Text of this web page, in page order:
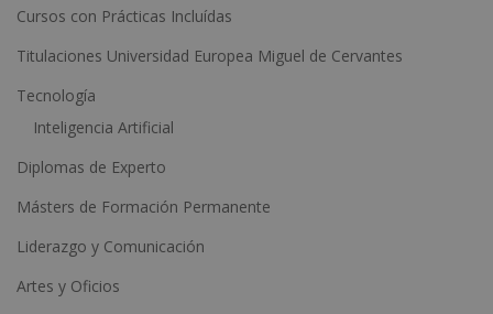
v
e
Cursos con Prácticas Incluídas
Titulaciones Universidad Europea Miguel de Cervantes
Tecnología
Inteligencia Artificial
Diplomas de Experto
Másters de Formación Permanente
Liderazgo y Comunicación
Artes y Oficios